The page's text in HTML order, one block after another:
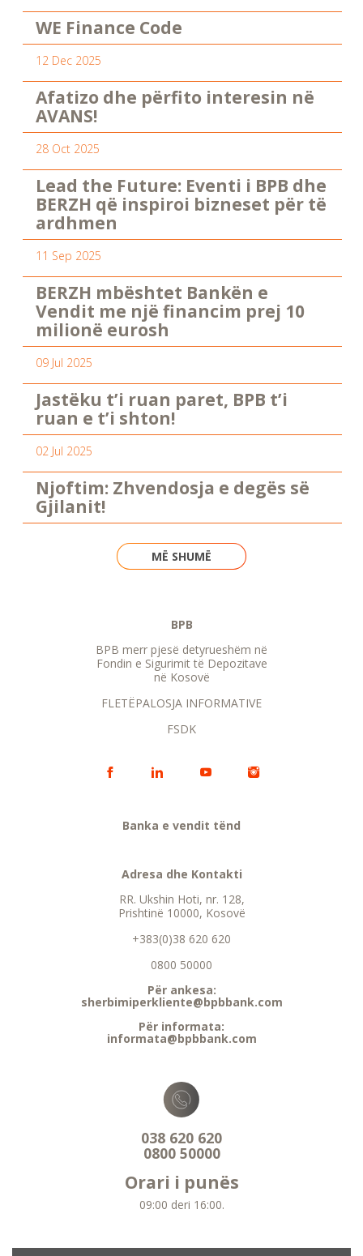
WE Finance Code
12 Dec 2025
Afatizo dhe përfito interesin në
AVANS!
28 Oct 2025
Lead the Future: Eventi i BPB dhe
BERZH që inspiroi bizneset për të
ardhmen
11 Sep 2025
BERZH mbështet Bankën e
Vendit me një financim prej 10
milionë eurosh
09 Jul 2025
Jastëku t’i ruan paret, BPB t’i
ruan e t’i shton!
02 Jul 2025
Njoftim: Zhvendosja e degës së
Gjilanit!
MË SHUMË
BPB
BPB merr pjesë detyrueshëm në
Fondin e Sigurimit të Depozitave
në Kosovë
FLETËPALOSJA INFORMATIVE
FSDK
Banka e vendit tënd
Adresa dhe Kontakti
RR. Ukshin Hoti, nr. 128,
Prishtinë 10000, Kosovë
+383(0)38 620 620
0800 50000
Për ankesa:
sherbimiperkliente@bpbbank.com
Për informata:
informata@bpbbank.com
038 620 620
0800 50000
Orari i punës
09:00 deri 16:00.